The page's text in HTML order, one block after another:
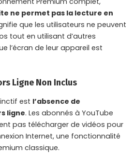
ne permet pas la lecture en
que les utilisateurs ne peuvent
tout en utilisant d’autres
l’écran de leur appareil est
Ligne Non Inclus
est l’absence de
ligne. Les abonnés à YouTube
pas télécharger de vidéos pour
Internet, une fonctionnalité
classique.